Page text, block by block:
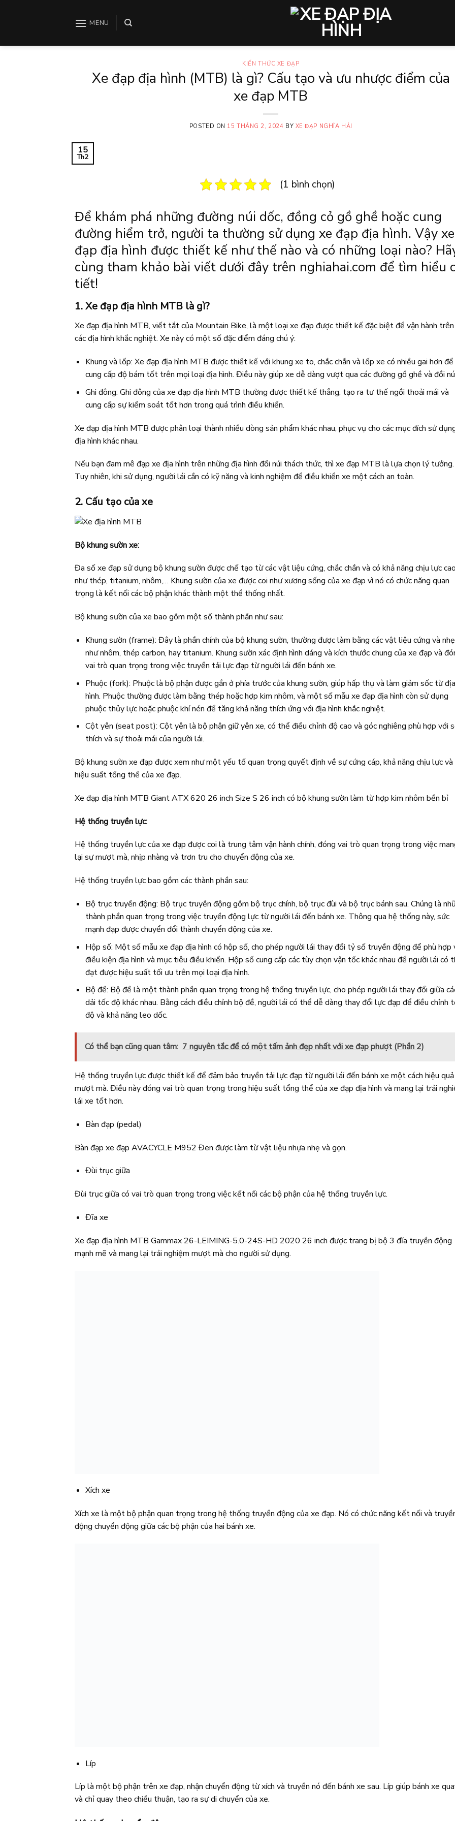
MENU
KIẾN THỨC XE ĐẠP
Xe đạp địa hình (MTB) là gì? Cấu tạo và ưu nhược điểm của
xe đạp MTB
POSTED ON 15 THÁNG 2, 2024 BY XE ĐẠP NGHĨA HẢI
15
Th2
(1 bình chọn)
Để khám phá những đường núi dốc, đồng cỏ gồ ghề hoặc cung
đường hiểm trở, người ta thường sử dụng xe đạp địa hình. Vậy xe
đạp địa hình được thiết kế như thế nào và có những loại nào?
cùng tham khảo bài viết dưới đây trên nghiahai.com để tìm hiểu
tiết!
1.Xe đạp địa hình MTB là gì?
Xe đạp địa hình MTB, viết tắt của Mountain Bike, là một loại xe đạp được thiết kế đặc biệt để vận hành trên
các địa hình khắc nghiệt. Xe này có một số đặc điểm đáng chú ý:
Khung và lốp: Xe đạp địa hình MTB được thiết kế với khung xe to, chắc chắn và lốp xe có nhiều gai hơn để
cung cấp độ bám tốt trên mọi loại địa hình. Điều này giúp xe dễ dàng vượt qua các đường gồ ghề và đồi
Ghi đông: Ghi đông của xe đạp địa hình MTB thường được thiết kế thẳng, tạo ra tư thế ngồi thoải mái và
cung cấp sự kiểm soát tốt hơn trong quá trình điều khiển.
Xe đạp địa hình MTB được phân loại thành nhiều dòng sản phẩm khác nhau, phục vụ cho các mục đích sử
địa hình khác nhau.
Nếu bạn đam mê đạp xe địa hình trên những địa hình đồi núi thách thức, thì xe đạp MTB là lựa chọn lý tưởng.
Tuy nhiên, khi sử dụng, người lái cần có kỹ năng và kinh nghiệm để điều khiển xe một cách an toàn.
2. Cấu tạo của xe
Bộ khung sườn xe:
Đa số xe đạp sử dụng bộ khung sườn được chế tạo từ các vật liệu cứng, chắc chắn và có khả năng chịu lực
như thép, titanium, nhôm,… Khung sườn của xe được coi như xương sống của xe đạp vì nó có chức năng quan
trọng là kết nối các bộ phận khác thành một thể thống nhất.
Bộ khung sườn của xe bao gồm một số thành phần như sau:
Khung sườn (frame): Đây là phần chính của bộ khung sườn, thường được làm bằng các vật liệu cứng và nhẹ
như nhôm, thép carbon, hay titanium. Khung sườn xác định hình dáng và kích thước chung của xe đạp và
vai trò quan trọng trong việc truyền tải lực đạp từ người lái đến bánh xe.
Phuộc (fork): Phuộc là bộ phận được gắn ở phía trước của khung sườn, giúp hấp thụ và làm giảm sốc từ địa
hình. Phuộc thường được làm bằng thép hoặc hợp kim nhôm, và một số mẫu xe đạp địa hình còn sử dụng
phuộc thủy lực hoặc phuộc khí nén để tăng khả năng thích ứng với địa hình khắc nghiệt.
Cột yên (seat post): Cột yên là bộ phận giữ yên xe, có thể điều chỉnh độ cao và góc nghiêng phù hợp với
thích và sự thoải mái của người lái.
Bộ khung sườn xe đạp được xem như một yếu tố quan trọng quyết định về sự cứng cáp, khả năng chịu lực và
hiệu suất tổng thể của xe đạp.
Xe đạp địa hình MTB Giant ATX 620 26 inch Size S 26 inch có bộ khung sườn làm từ hợp kim nhôm bền bỉ
Hệ thống truyền lực:
Hệ thống truyền lực của xe đạp được coi là trung tâm vận hành chính, đóng vai trò quan trọng trong việc
lại sự mượt mà, nhịp nhàng và trơn tru cho chuyển động của xe.
Hệ thống truyền lực bao gồm các thành phần sau:
Bộ trục truyền động: Bộ trục truyền động gồm bộ trục chính, bộ trục đùi và bộ trục bánh sau. Chúng là
thành phần quan trọng trong việc truyền động lực từ người lái đến bánh xe. Thông qua hệ thống này, sức
mạnh đạp được chuyển đổi thành chuyển động của xe.
Hộp số: Một số mẫu xe đạp địa hình có hộp số, cho phép người lái thay đổi tỷ số truyền động để phù hợp
điều kiện địa hình và mục tiêu điều khiển. Hộp số cung cấp các tùy chọn vận tốc khác nhau để người lái có
đạt được hiệu suất tối ưu trên mọi loại địa hình.
Bộ đề: Bộ đề là một thành phần quan trọng trong hệ thống truyền lực, cho phép người lái thay đổi giữa
dải tốc độ khác nhau. Bằng cách điều chỉnh bộ đề, người lái có thể dễ dàng thay đổi lực đạp để điều chỉnh
độ và khả năng leo dốc.
Có thể bạn cũng quan tâm: 7 nguyên tắc để có một tấm ảnh đẹp nhất với xe đạp phượt (Phần 2)
Hệ thống truyền lực được thiết kế để đảm bảo truyền tải lực đạp từ người lái đến bánh xe một cách hiệu
mượt mà. Điều này đóng vai trò quan trọng trong hiệu suất tổng thể của xe đạp địa hình và mang lại trải
lái xe tốt hơn.
Bàn đạp (pedal)
Bàn đạp xe đạp AVACYCLE M952 Đen được làm từ vật liệu nhựa nhẹ và gọn.
Đùi trục giữa
Đùi trục giữa có vai trò quan trọng trong việc kết nối các bộ phận của hệ thống truyền lực.
Đĩa xe
Xe đạp địa hình MTB Gammax 26-LEIMING-5.0-24S-HD 2020 26 inch được trang bị bộ 3 đĩa truyền động
mạnh mẽ và mang lại trải nghiệm mượt mà cho người sử dụng.
Xích xe
Xích xe là một bộ phận quan trọng trong hệ thống truyền động của xe đạp. Nó có chức năng kết nối và
động chuyển động giữa các bộ phận của hai bánh xe.
Líp
Líp là một bộ phận trên xe đạp, nhận chuyển động từ xích và truyền nó đến bánh xe sau. Líp giúp bánh xe
và chỉ quay theo chiều thuận, tạo ra sự di chuyển của xe.